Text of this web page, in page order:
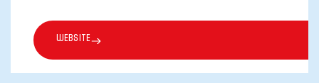
Website